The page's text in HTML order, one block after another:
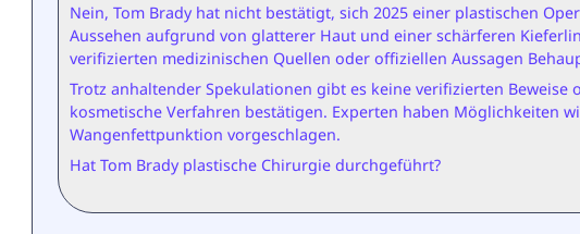
Nein, Tom Brady hat nicht bestätigt, sich 2025 einer plastischen
Aussehen aufgrund von glatterer Haut und einer schärferen
verifizierten medizinischen Quellen oder offiziellen Aussagen
Trotz anhaltender Spekulationen gibt es keine verifizierten Beweise
kosmetische Verfahren bestätigen. Experten haben Möglichkeiten
Wangenfettpunktion vorgeschlagen.
Hat Tom Brady plastische Chirurgie durchgeführt?